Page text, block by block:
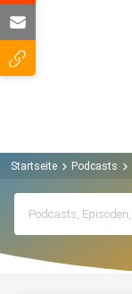
Startseite Podcasts